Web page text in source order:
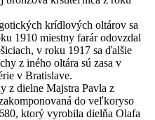
krídlových oltárov sa
1910 miestny farár odovzdal
v roku 1917 sa ďalšie
z iného oltára sú zasa v
v Bratislave.
z dielne Majstra Pavla z
do veľkoryso
ktorý vyrobila dielňa Olafa